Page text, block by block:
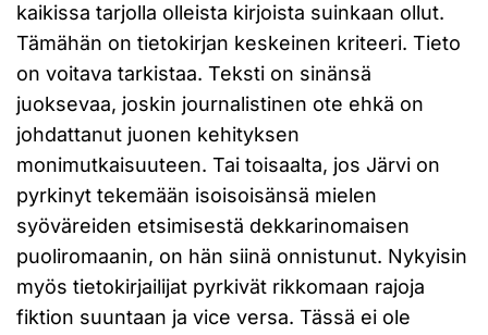
kaikissa tarjolla olleista kirjoista suinkaan ollut.
Tämähän on tietokirjan keskeinen kriteeri. Tieto
on voitava tarkistaa. Teksti on sinänsä
juoksevaa, joskin journalistinen ote ehkä on
johdattanut juonen kehityksen
monimutkaisuuteen. Tai toisaalta, jos Järvi on
pyrkinyt tekemään isoisoisänsä mielen
syöväreiden etsimisestä dekkarinomaisen
puoliromaanin, on hän siinä onnistunut. Nykyisin
myös tietokirjailijat pyrkivät rikkomaan rajoja
fiktion suuntaan ja vice versa. Tässä ei ole